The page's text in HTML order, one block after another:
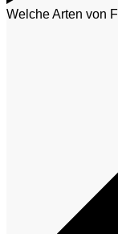
Welche Arten von